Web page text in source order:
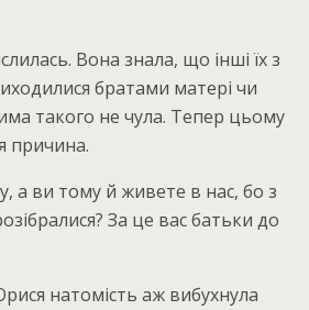
Вона знала, що інші їх з
братами матері чи
такого не чула. Тепер цьому
причина.
а ви тому й живете в нас, бо з
За це вас батьки до
натомість аж вибухнула